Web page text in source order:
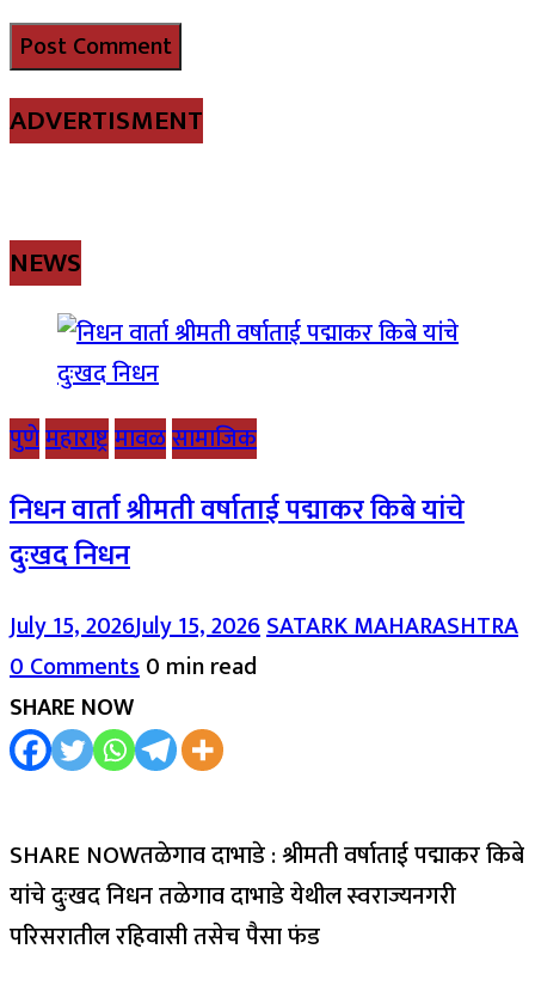
ADVERTISMENT
NEWS
पुणेमहाराष्ट्रमावळसामाजिक
निधन वार्ता श्रीमती वर्षाताई पद्माकर किबे यांचे
दुःखद निधन
July 15, 2026July 15, 2026SATARK MAHARASHTRA
0 Comments0 min read
SHARE NOW
SHARE NOWतळेगाव दाभाडे : श्रीमती वर्षाताई पद्माकर किबे
यांचे दुःखद निधन तळेगाव दाभाडे येथील स्वराज्यनगरी
परिसरातील रहिवासी तसेच पैसा फंड